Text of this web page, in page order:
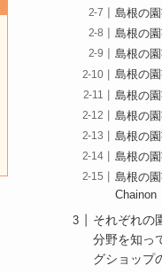
島根の
島根の
島根の
島根の
島根の
島根の
島根の
島根の
島根の
Chainon
それぞれの
分野を知っ
グショップ